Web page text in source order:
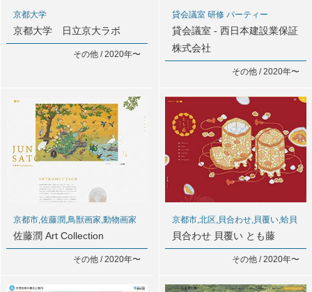
京都大学
京都大学 日立京大ラボ
その他 / 2020年〜
貸会議室 研修 パーティー
貸会議室 - 西日本建設業保証
株式会社
その他 / 2020年〜
京都市,佐藤潤,鳥獣画家,動物画家
佐藤潤 Art Collection
その他 / 2020年〜
京都市,北区,貝合わせ,貝覆い,蛤貝
貝合わせ 貝覆い とも藤
その他 / 2020年〜